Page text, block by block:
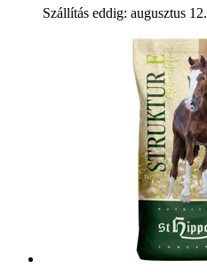
Szállítás eddig: augusztus 12.